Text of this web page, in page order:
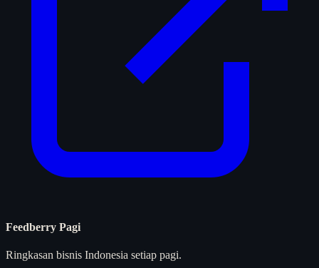
Feedberry Pagi
Ringkasan bisnis Indonesia setiap pagi.